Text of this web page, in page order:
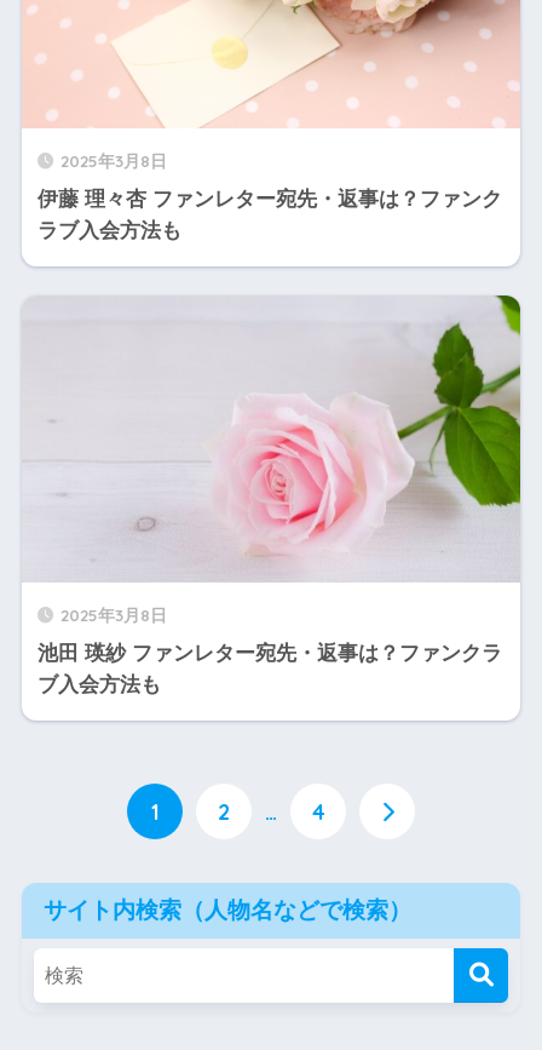
2025年3月8日
伊藤 理々杏 ファンレター宛先・返事は？ファンク
ラブ入会方法も
2025年3月8日
池田 瑛紗 ファンレター宛先・返事は？ファンクラ
ブ入会方法も
1 2 … 4
サイト内検索（人物名などで検索）